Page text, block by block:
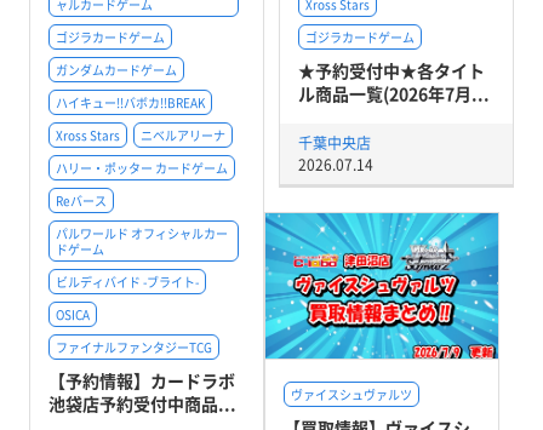
ャルカードゲーム
ゴジラカードゲーム
ガンダムカードゲーム
ハイキュー!!バボカ!!BREAK
Xross Stars
ニベルアリーナ
ハリー・ポッター カードゲーム
Reバース
パルワールド オフィシャルカー
ドゲーム
ビルディバイド -ブライト-
OSICA
ファイナルファンタジーTCG
【予約情報】カードラボ
池袋店予約受付中商品...
Xross Stars
ゴジラカードゲーム
★予約受付中★各タイト
ル商品一覧(2026年7月...
千葉中央店
2026.07.14
ヴァイスシュヴァルツ